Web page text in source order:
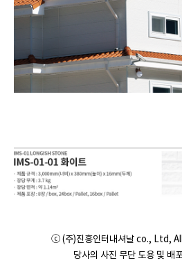
ⓒ (주)진흥인터내셔날 co., Ltd,
당사의 사진 무단 도용 및 배